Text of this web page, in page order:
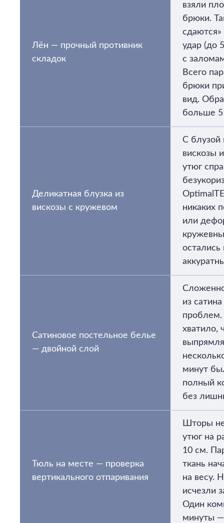
Лён — прочный противник
складок
взяли
брюки.
сдаются»
удар (до
с
Всего
брюки
вид.
больше
Деликатная блузка из
вискозы с кружевом
С блузой
вискозы
утюг
никаких
или
остались
Сатиновое постельное белье
— двойной слой
из
хватило,
минут
полный
без
Тюль на месте — проверка
вертикального отпаривания
Шторы
утюг на
10 см.
ткань
на весу.
исчезли
Один
минуты